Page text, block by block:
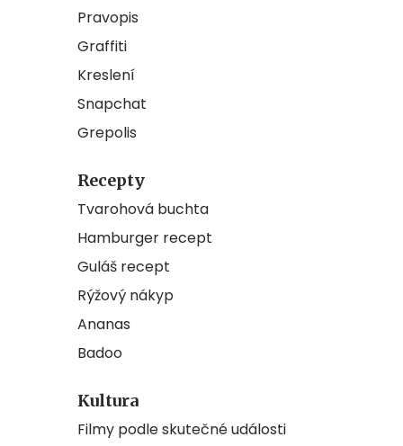
Pravopis
Graffiti
Kreslení
Snapchat
Grepolis
Recepty
Tvarohová buchta
Hamburger recept
Guláš recept
Rýžový nákyp
Ananas
Badoo
Kultura
Filmy podle skutečné události